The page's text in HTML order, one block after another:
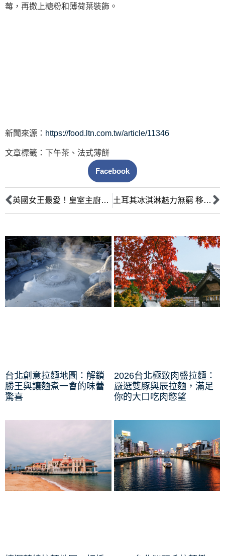
莓，再撒上糖粉和薄荷葉裝飾。
新聞來源： https://food.ltn.com.tw/article/11346
文章標籤： 下午茶 、 法式薄餅
Facebook
英國女王最愛！皇室主廚公開御用下午茶英式司康食譜 土耳其冰淇淋魅力無窮 移民節前快閃東協廣場
台北創意拉麵地圖：解鎖
勝王與讓麵煮一會的味蕾
驚喜
2026台北極致肉盛拉麵：
嚴選雙豚與辰拉麵，滿足
你的大口吃肉慾望